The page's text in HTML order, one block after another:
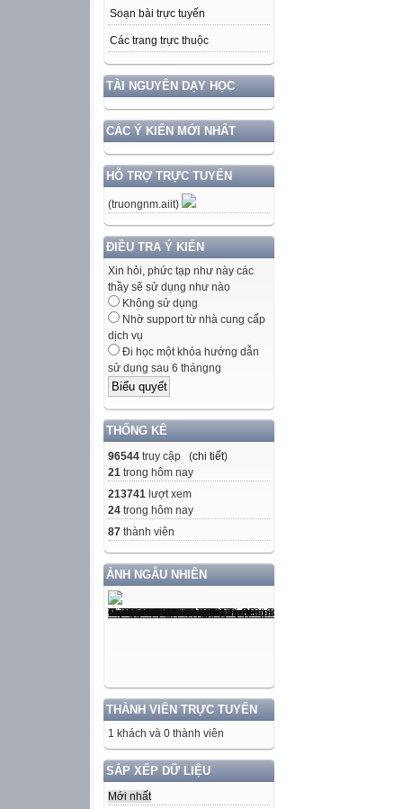
Soạn bài trực tuyến
Các trang trực thuộc
TÀI NGUYÊN DẠY HỌC
CÁC Ý KIẾN MỚI NHẤT
HỖ TRỢ TRỰC TUYẾN
(truongnm.aiit)
ĐIỀU TRA Ý KIẾN
Xin hỏi, phức tạp như này các
thầy sẽ sử dụng như nào
Không sử dụng
Nhờ support từ nhà cung cấp
dịch vụ
Đi học một khóa hướng dẫn
sử dụng sau 6 thángng
THỐNG KÊ
96544 truy cập (chi tiết)
21 trong hôm nay
213741 lượt xem
24 trong hôm nay
87 thành viên
ẢNH NGẪU NHIÊN
THÀNH VIÊN TRỰC TUYẾN
1 khách và 0 thành viên
SẮP XẾP DỮ LIỆU
Mới nhất